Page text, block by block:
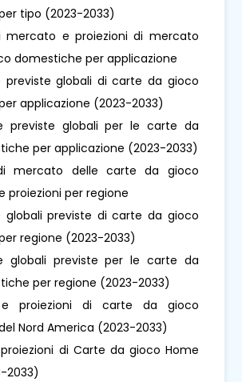
tipo (2023-2033)
mercato e proiezioni di mercato
domestiche per applicazione
previste globali di carte da gioco
applicazione (2023-2033)
previste globali per le carte da
per applicazione (2023-2033)
mercato delle carte da gioco
proiezioni per regione
globali previste di carte da gioco
regione (2023-2033)
globali previste per le carte da
per regione (2023-2033)
e proiezioni di carte da gioco
Nord America (2023-2033)
di Carte da gioco Home
2033)